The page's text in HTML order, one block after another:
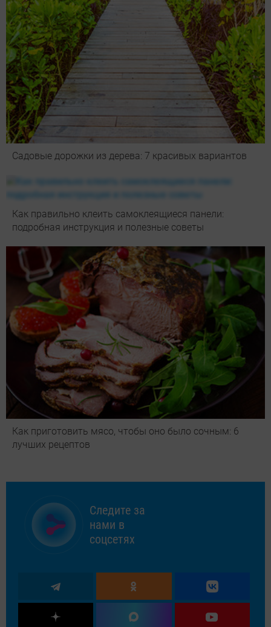
Садовые дорожки из дерева: 7 красивых вариантов
Как правильно клеить самоклеящиеся панели:
подробная инструкция и полезные советы
Как приготовить мясо, чтобы оно было сочным: 6
лучших рецептов
Следите за
нами в
соцсетях